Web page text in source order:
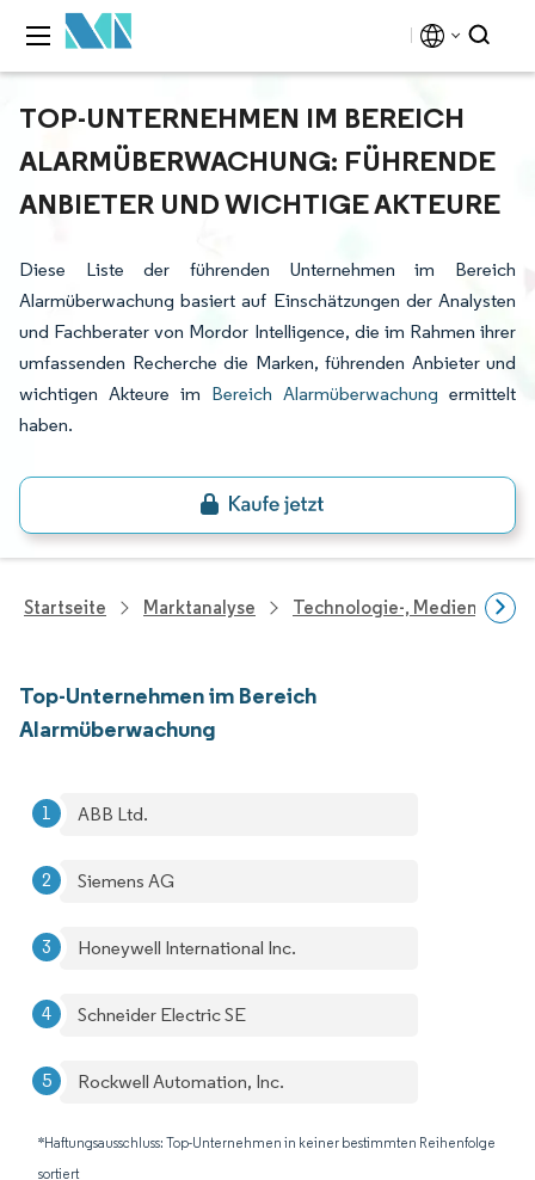
TOP-UNTERNEHMEN IM BEREICH
ALARMÜBERWACHUNG: FÜHRENDE
ANBIETER UND WICHTIGE AKTEURE
Diese Liste der führenden Unternehmen im Bereich
Alarmüberwachung basiert auf Einschätzungen der Analysten
und Fachberater von Mordor Intelligence, die im Rahmen ihrer
umfassenden Recherche die Marken, führenden Anbieter und
wichtigen Akteure im Bereich Alarmüberwachung ermittelt
haben.
Startseite Marktanalyse Technologie-, Medien- Und
Top-Unternehmen im Bereich
Alarmüberwachung
ABB Ltd.
Siemens AG
Honeywell International Inc.
Schneider Electric SE
Rockwell Automation, Inc.
*Haftungsausschluss: Top-Unternehmen in keiner bestimmten Reihenfolge
sortiert